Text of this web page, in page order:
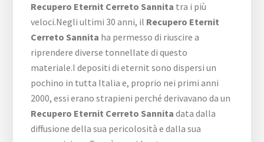
Recupero Eternit Cerreto Sannita tra i più
veloci.Negli ultimi 30 anni, il Recupero Eternit
Cerreto Sannita ha permesso di riuscire a
riprendere diverse tonnellate di questo
materiale.I depositi di eternit sono dispersi un
pochino in tutta Italia e, proprio nei primi anni
2000, essi erano strapieni perché derivavano da un
Recupero Eternit Cerreto Sannita data dalla
diffusione della sua pericolosità e dalla sua